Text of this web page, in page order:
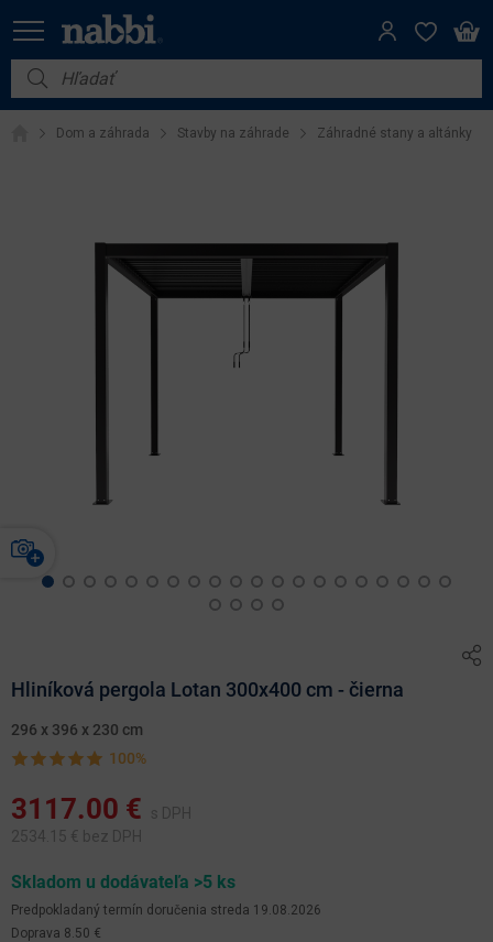
Nábytok
Vybavenie do domácnosti
Akcie
Dom a záhrada Stavby na záhrade Záhradné stany a altánky
Hliníková pergola Lotan 300x400 cm - čierna
296 x 396 x 230 cm
100%
3117.00 €
s DPH
2534.15 € bez DPH
Skladom u dodávateľa >5 ks
Predpokladaný termín doručenia streda 19.08.2026
Doprava 8.50 €